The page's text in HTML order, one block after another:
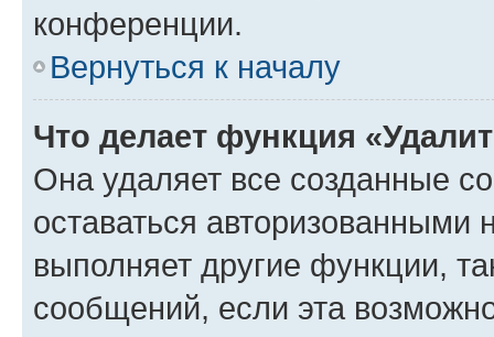
конференции.
Вернуться к началу
Что делает функция
Она удаляет все созданные
оставаться авторизованными
выполняет другие функции,
сообщений, если эта